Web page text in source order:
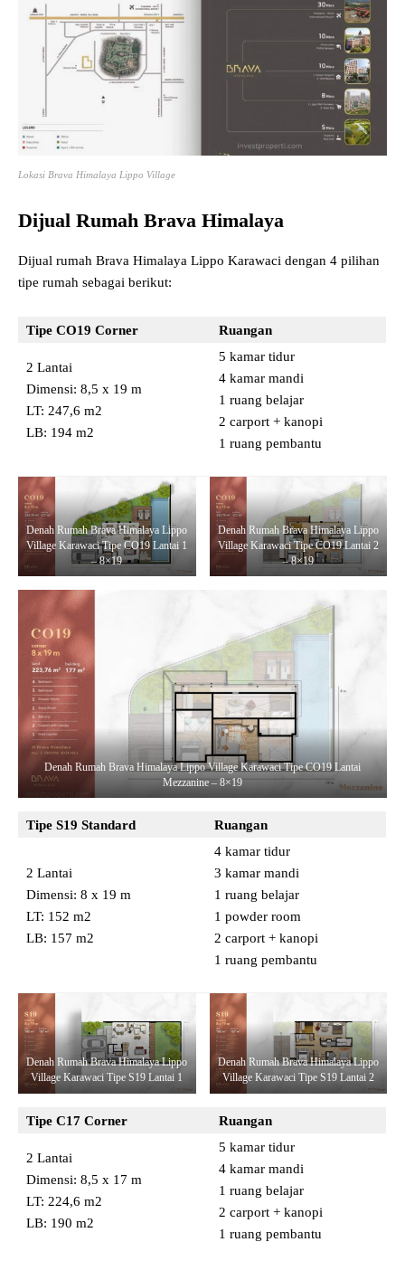
Lokasi Brava Himalaya Lippo Village
Dijual Rumah Brava Himalaya
Dijual rumah Brava Himalaya Lippo Karawaci dengan 4 pilihan
tipe rumah sebagai berikut:
Tipe CO19 Corner Ruangan
2 Lantai
Dimensi: 8,5 x 19 m
LT: 247,6 m2
LB: 194 m2
5 kamar tidur
4 kamar mandi
1 ruang belajar
2 carport + kanopi
1 ruang pembantu
Denah Rumah Brava Himalaya Lippo
Village Karawaci Tipe CO19 Lantai 1
– 8×19
Denah Rumah Brava Himalaya Lippo
Village Karawaci Tipe CO19 Lantai 2
– 8×19
Denah Rumah Brava Himalaya Lippo Village Karawaci Tipe CO19 Lantai
Mezzanine – 8×19
Tipe S19 Standard Ruangan
2 Lantai
Dimensi: 8 x 19 m
LT: 152 m2
LB: 157 m2
4 kamar tidur
3 kamar mandi
1 ruang belajar
1 powder room
2 carport + kanopi
1 ruang pembantu
Denah Rumah Brava Himalaya Lippo
Village Karawaci Tipe S19 Lantai 1
Denah Rumah Brava Himalaya Lippo
Village Karawaci Tipe S19 Lantai 2
Tipe C17 Corner Ruangan
2 Lantai
Dimensi: 8,5 x 17 m
LT: 224,6 m2
LB: 190 m2
5 kamar tidur
4 kamar mandi
1 ruang belajar
2 carport + kanopi
1 ruang pembantu